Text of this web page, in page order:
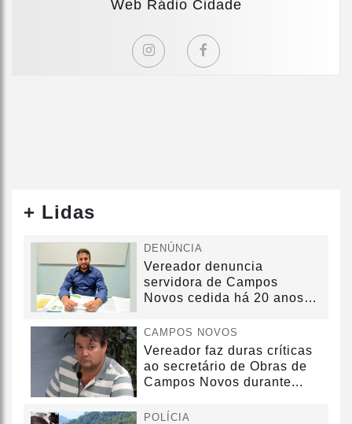
Web Rádio Cidade
+ Lidas
DENÚNCIA
Vereador denuncia
servidora de Campos
Novos cedida há 20 anos
CAMPOS NOVOS
Vereador faz duras críticas
ao secretário de Obras de
Campos Novos durante...
POLÍCIA